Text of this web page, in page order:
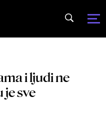
i ljudi ne
sve